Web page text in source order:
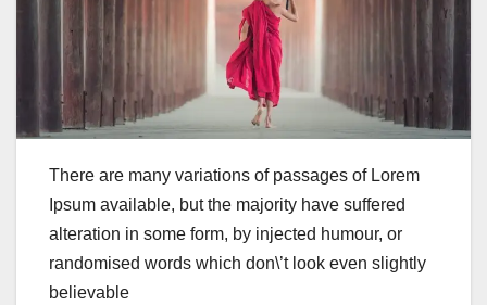
There are many variations of passages of Lorem
Ipsum available, but the majority have suffered
alteration in some form, by injected humour, or
randomised words which don\’t look even slightly
believable